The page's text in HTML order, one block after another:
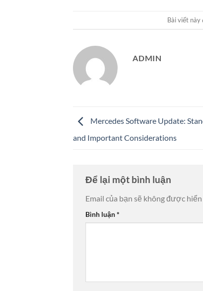
Bài viết
ADMIN
Mercedes Software Update:
and Important Considerations
Để lại một bình luận
Email của bạn sẽ không được hiển
Bình luận*